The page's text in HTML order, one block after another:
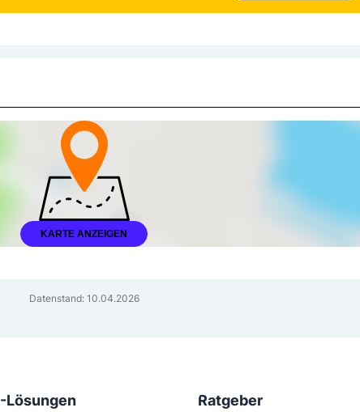
KARTE ANZEIGEN
Datenstand: 10.04.2026
Lösungen Ratgeber